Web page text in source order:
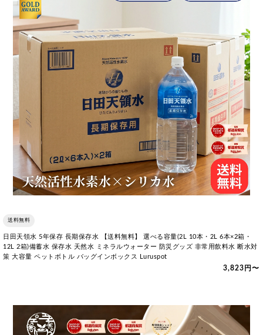
送料無料
日田天領水 5年保存 長期保存水 【送料無料】 選べる容量(2L 10本・2L 6本×2箱・
12L 2箱)備蓄水 保存水 天然水 ミネラルウォーター 防災グッズ 非常用飲料水 断水対
策 大容量 ペットボトル バッグインボックス Luruspot
3,823円〜